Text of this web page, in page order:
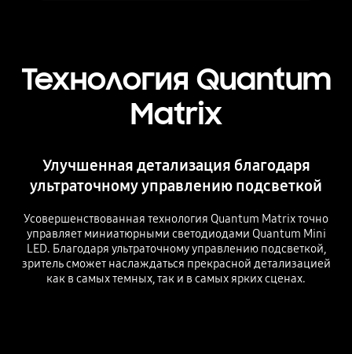
Технология Quantum
Matrix
Улучшенная детализация благодаря
ультраточному управлению подсветкой
Усовершенствованная технология Quantum Matrix точно
управляет миниатюрными светодиодами Quantum Mini
LED. Благодаря ультраточному управлению подсветкой,
зритель сможет наслаждаться прекрасной детализацией
как в самых темных, так и в самых ярких сценах.